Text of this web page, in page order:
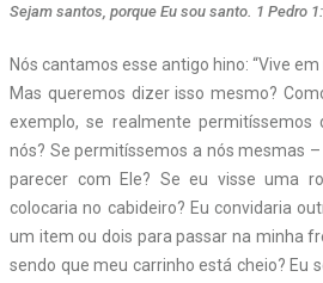
Sejam santos, porque Eu sou santo. 1 Pedro
Nós cantamos esse antigo hino: “Vive
Mas queremos dizer isso mesmo?
exemplo, se realmente permitíssemos
nós? Se permitíssemos a nós mesmas
parecer com Ele? Se eu visse uma
colocaria no cabideiro? Eu convidaria
um item ou dois para passar na minha
sendo que meu carrinho está cheio? Eu